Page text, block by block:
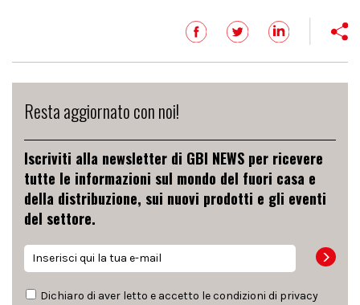
Resta aggiornato con noi!
Iscriviti alla newsletter di GBI NEWS per ricevere
tutte le informazioni sul mondo del fuori casa e
della distribuzione, sui nuovi prodotti e gli eventi
del settore.
Dichiaro di aver letto e accetto le condizioni di privacy